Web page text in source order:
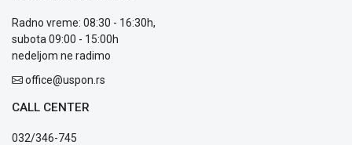
OUTLET
Kontakt
WEB
Radno vreme: 08:30 - 16:30h,
subota 09:00 - 15:00h
nedeljom ne radimo
office@uspon.rs
CALL CENTER
032/346-745